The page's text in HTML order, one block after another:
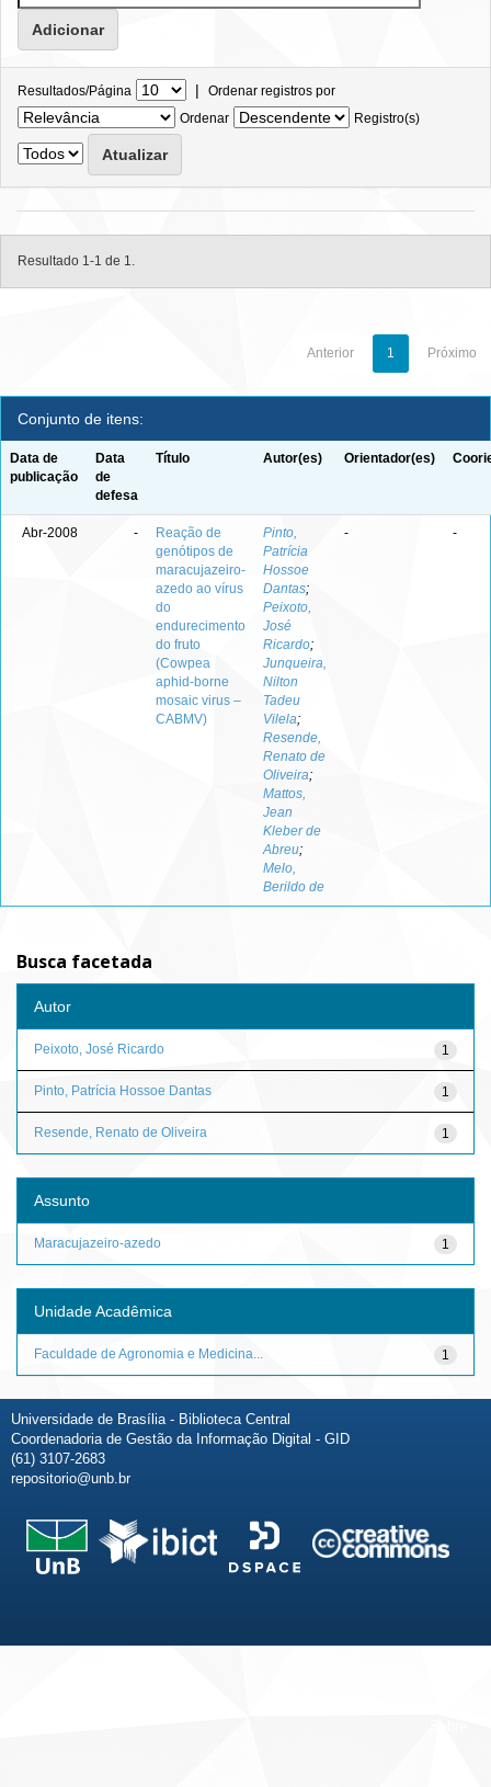
Resultados/Página | Ordenar registros por
Ordenar
Registro(s)
Resultado 1-1 de 1.
Anterior 1 Próximo
Conjunto de itens:
Data de
publicação
Data
de
defesa
Título Autor(es) Orientador(es)
Abr-2008 -
Reação de
genótipos de
maracujazeiro-
azedo ao vírus
do
endurecimento
do fruto
(Cowpea
aphid-borne
mosaic virus –
CABMV)
Pinto,
Patrícia
Hossoe
Dantas;
Peixoto,
José
Ricardo;
Junqueira,
Nilton
Tadeu
Vilela;
Resende,
Renato de
Oliveira;
Mattos,
Jean
Kleber de
Abreu;
Melo,
Berildo de
- -
Busca facetada
Autor
1
Peixoto, José Ricardo
1
Pinto, Patrícia Hossoe Dantas
1
Resende, Renato de Oliveira
Assunto
1
Maracujazeiro-azedo
Unidade Acadêmica
1
Faculdade de Agronomia e Medicina...
Universidade de Brasília - Biblioteca Central
Coordenadoria de Gestão da Informação Digital - GID
(61) 3107-2683
repositorio@unb.br